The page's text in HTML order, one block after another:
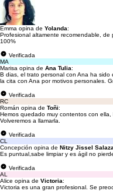
Emma opina de Yolanda:
Profesional altamente recomendable,
100%
Verificada
MA
Marisa opina de Ana Tulia:
B dias, el trato personal con Ana ha
la cita con Ana por motivos personales.
Verificada
RC
Román opina de Toñi:
Hemos quedado muy contentos con
Volveremos a llamarla.
Verificada
CL
Concepción opina de Nitzy Jissel
Es puntual,sabe limpiar y es ágil no
Verificada
AL
Alice opina de Victoria:
Victoria es una gran profesional. Se